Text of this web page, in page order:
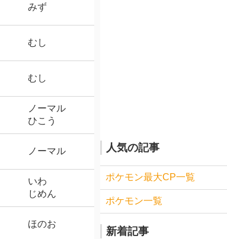
みず
むし
むし
ノーマル
ひこう
ノーマル
いわ
じめん
ほのお
人気の記事
ポケモン最大CP一覧
ポケモン一覧
新着記事